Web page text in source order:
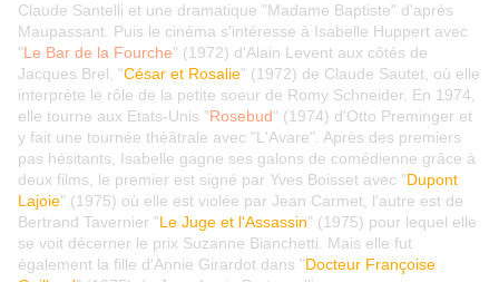
Claude Santelli et une dramatique "Madame Baptiste" d'après
Maupassant. Puis le cinéma s'intéresse à Isabelle Huppert avec
"Le Bar de la Fourche" (1972) d'Alain Levent aux côtés de
Jacques Brel, "César et Rosalie" (1972) de Claude Sautet, où elle
interprète le rôle de la petite soeur de Romy Schneider. En 1974,
elle tourne aux Etats-Unis "Rosebud" (1974) d'Otto Preminger et
y fait une tournée théâtrale avec "L'Avare". Après des premiers
pas hésitants, Isabelle gagne ses galons de comédienne grâce à
deux films, le premier est signé par Yves Boisset avec "Dupont
Lajoie" (1975) où elle est violée par Jean Carmet, l'autre est de
Bertrand Tavernier "Le Juge et l'Assassin" (1975) pour lequel elle
se voit décerner le prix Suzanne Bianchetti. Mais elle fut
également la fille d'Annie Girardot dans "Docteur Françoise